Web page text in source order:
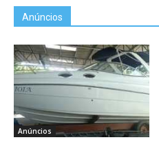
Anúncios
Anúncios